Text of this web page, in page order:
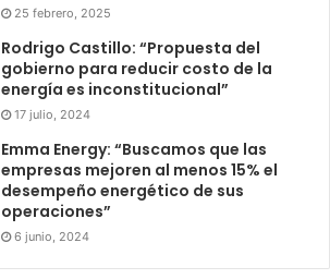
25 febrero, 2025
Rodrigo Castillo: “Propuesta del
gobierno para reducir costo de la
energía es inconstitucional”
17 julio, 2024
Emma Energy: “Buscamos que las
empresas mejoren al menos 15% el
desempeño energético de sus
operaciones”
6 junio, 2024